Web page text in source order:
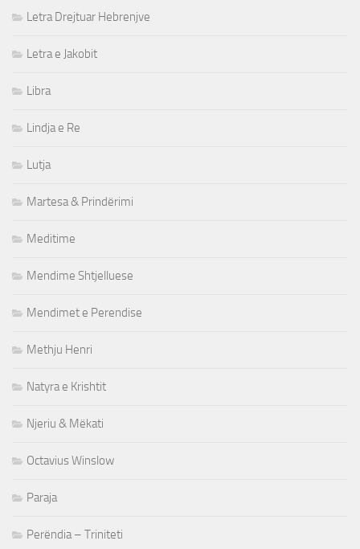
Letra Drejtuar Hebrenjve
Letra e Jakobit
Libra
Lindja e Re
Lutja
Martesa & Prindërimi
Meditime
Mendime Shtjelluese
Mendimet e Perendise
Methju Henri
Natyra e Krishtit
Njeriu & Mëkati
Octavius Winslow
Paraja
Perëndia – Triniteti